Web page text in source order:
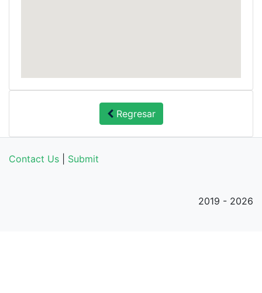
Regresar
Contact Us Submit
2019 - 2026